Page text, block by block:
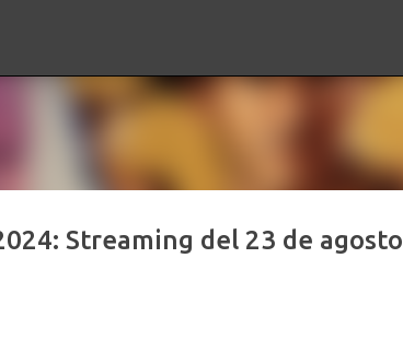
Streaming del 23 de agosto